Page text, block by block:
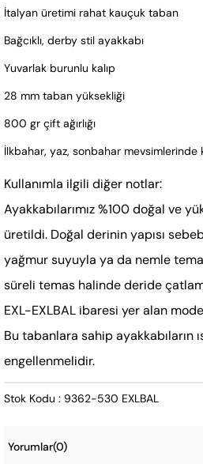
İtalyan üretimi rahat kauçuk taban
Bağcıklı, derby stil ayakkabı
Yuvarlak burunlu kalıp
28 mm taban yüksekliği
800 gr çift ağırlığı
İlkbahar, yaz, sonbahar mevsimlerinde
Kullanımla ilgili diğer notlar:
Ayakkabılarımız %100 doğal ve
üretildi. Doğal derinin yapısı
yağmur suyuyla ya da nemle
süreli temas halinde deride
EXL-EXLBAL ibaresi yer alan
Bu tabanlara sahip ayakkabıların
engellenmelidir.
Stok Kodu : 9362-530 EXLBAL
Yorumlar(0)